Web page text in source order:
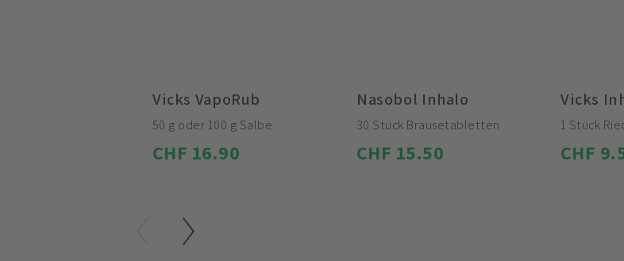
Vicks VapoRub
50 g oder 100 g Salbe
CHF 16.90
Nasobol Inhalo
30 Stück Brausetabletten
CHF 15.50
Vicks
1 Stück
CHF